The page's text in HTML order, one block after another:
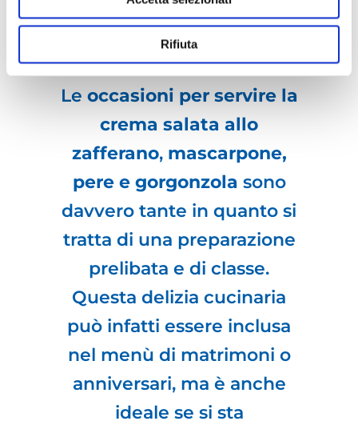
Rifiuta
CONSIGLIA
Le occasioni per servire la
crema salata allo
zafferano, mascarpone,
pere e gorgonzola sono
davvero tante in quanto si
tratta di una preparazione
prelibata e di classe.
Questa delizia cucinaria
può infatti essere inclusa
nel menù di matrimoni o
anniversari, ma è anche
ideale se si sta